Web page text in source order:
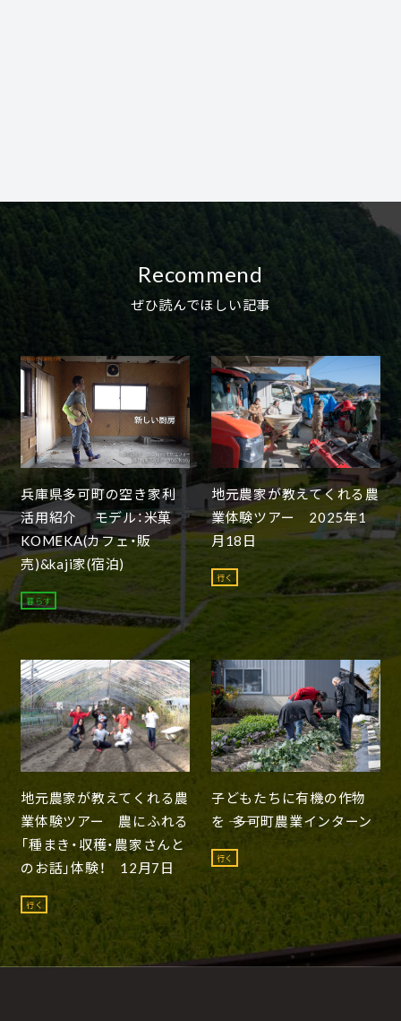
Recommend
ぜひ読んでほしい記事
兵庫県多可町の空き家利
活用紹介 モデル：米菓
KOMEKA(カフェ・販
売)&kaji家(宿泊)
暮らす
地元農家が教えてくれる農
業体験ツアー 2025年1
月18日
行く
地元農家が教えてくれる農
業体験ツアー 農にふれる
「種まき・収穫・農家さんと
のお話」体験！ 12月7日
行く
子どもたちに有機の作物
を ―― 多可町農業インターン
行く